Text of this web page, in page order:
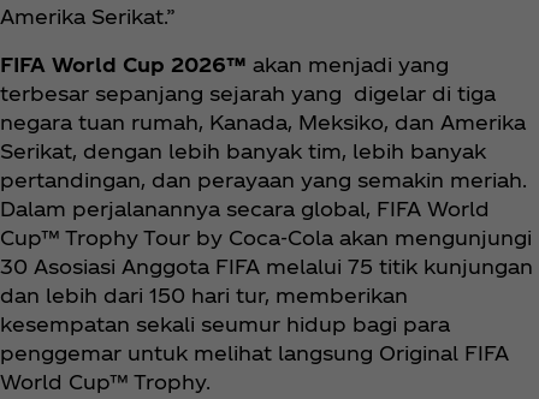
Amerika Serikat.”
FIFA World Cup 2026™ akan menjadi yang
terbesar sepanjang sejarah yang digelar di tiga
negara tuan rumah, Kanada, Meksiko, dan Amerika
Serikat, dengan lebih banyak tim, lebih banyak
pertandingan, dan perayaan yang semakin meriah.
Dalam perjalanannya secara global, FIFA World
Cup™ Trophy Tour by Coca‑Cola akan mengunjungi
30 Asosiasi Anggota FIFA melalui 75 titik kunjungan
dan lebih dari 150 hari tur, memberikan
kesempatan sekali seumur hidup bagi para
penggemar untuk melihat langsung Original FIFA
World Cup™ Trophy.